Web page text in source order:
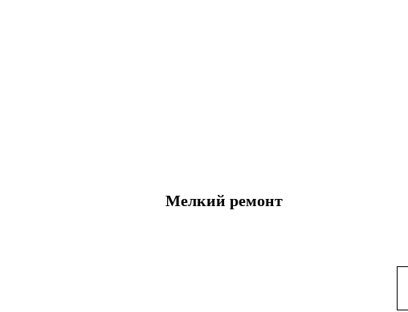
Мелкий ремонт